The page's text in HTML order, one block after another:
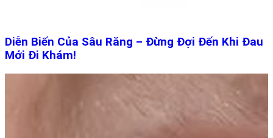
Diễn Biến Của Sâu Răng – Đừng Đợi Đến Khi Đau
Mới Đi Khám!